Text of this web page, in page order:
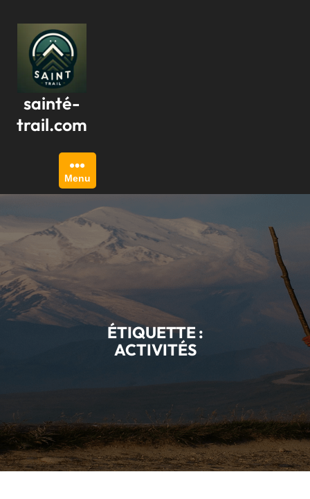
contenu
sainté-
trail.com
Menu
ÉTIQUETTE :
ACTIVITÉS